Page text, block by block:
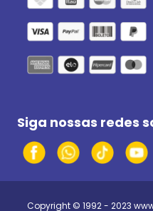
Siga nossas redes
Copyright © 1992 - 2023